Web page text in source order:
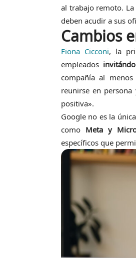
al trabajo remoto.
deben acudir a sus
Cambios
Fiona Cicconi, la
empleados
compañía al
reunirse en
positiva».
Google no es la
como Meta y
específicos que